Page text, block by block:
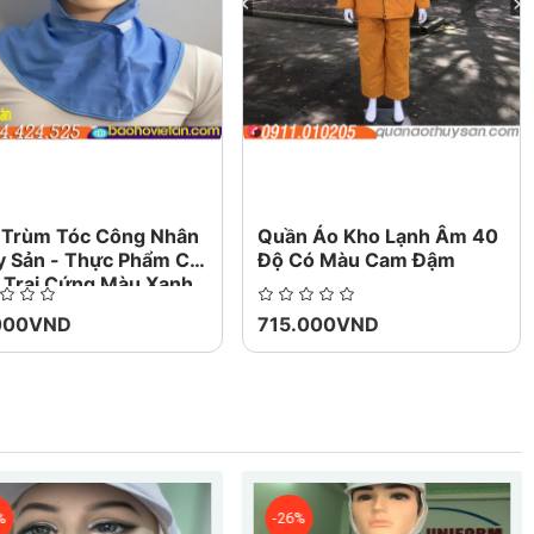
toán chi phí vận chuyển trả hàng lại, hoặc giữ
tiền Toàn bộ hoặc Một phần, nếu sản phẩm
Việt An để được giá tốt.
Tóc Công Nhân
Sản - Thực Phẩm Có
Cứng Màu Xanh
Quần Áo Kho Lạnh Âm 40
Độ Có Màu Cam Đậm
715.000VND
-26% -26%